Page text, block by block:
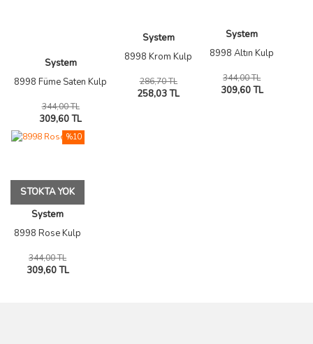
System
8998 Füme Saten Kulp
344,00 TL
309,60 TL
System
8998 Krom Kulp
286,70 TL
258,03 TL
System
8998 Altın Kulp
344,00 TL
309,60 TL
STOKTA YOK
System
8998 Rose Kulp
344,00 TL
309,60 TL
%10